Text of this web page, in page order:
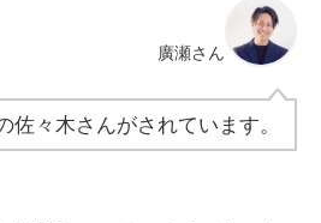
廣瀬さん
佐々木さんがされています。